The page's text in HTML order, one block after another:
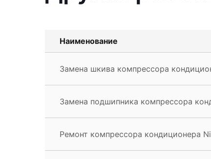
Наименование
Замена шкива компрессора
Замена подшипника компрессора
Ремонт компрессора кондиционера